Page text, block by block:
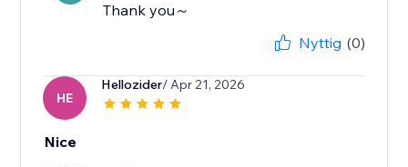
Thank you～
Nyttig (0)
HE
Hellozider/ Apr 21, 2026
Nice